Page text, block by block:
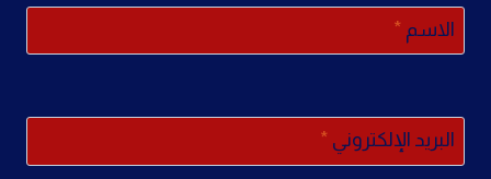
الاسم *
البريد الإلكتروني *